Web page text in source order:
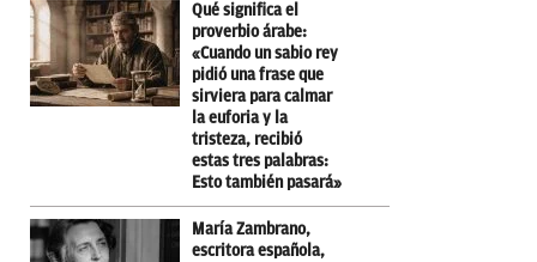
Qué significa el
proverbio árabe:
«Cuando un sabio rey
pidió una frase que
sirviera para calmar
la euforia y la
tristeza, recibió
estas tres palabras:
Esto también pasará»
María Zambrano,
escritora española,